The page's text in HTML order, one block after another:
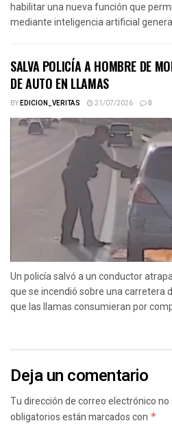
habilitar una nueva función que
mediante inteligencia artificial
SALVA POLICÍA A HOMBRE DE
DE AUTO EN LLAMAS
BYEDICION_VERITAS 21/07/2026 0
Un policía salvó a un conductor
que se incendió sobre una carretera
que las llamas consumieran por
Deja un comentario
Tu dirección de correo electrónico no
obligatorios están marcados con *